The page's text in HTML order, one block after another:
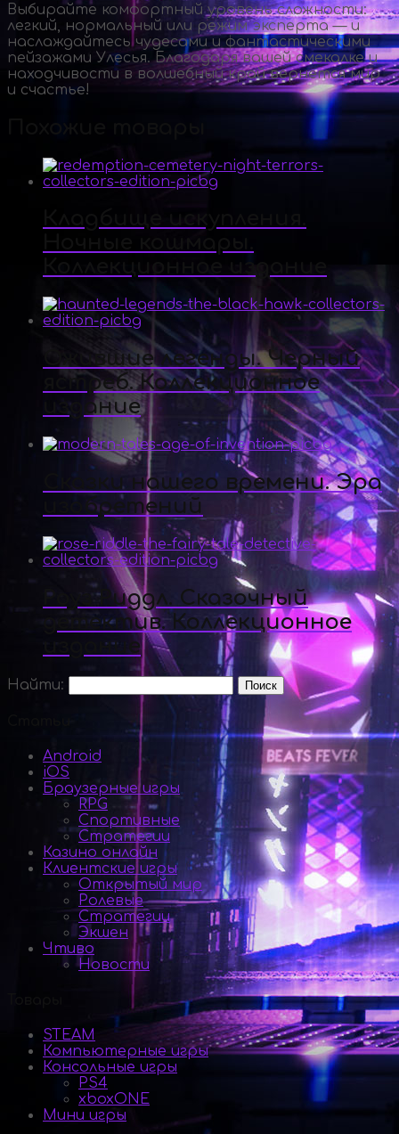
Выбирайте комфортный уровень сложности:
легкий, нормальный или режим эксперта — и
наслаждайтесь чудесами и фантастическими
пейзажами Улесья. Благодаря вашей смекалке и
находчивости в волшебный край вернется мир
и счастье!
Ожившие легенды. Черный
ястреб. Коллекционное
издание
Сказки нашего времени. Эра
изобретений
Роуз Риддл. Сказочный
детектив. Коллекционное
издание
Найти:
Android
iOS
Браузерные игры
RPG
Спортивные
Стратегии
Казино онлайн
Клиентские игры
Открытый мир
Ролевые
Стратегии
Экшен
Чтиво
Новости
STEAM
Компьютерные игры
Консольные игры
PS4
xboxONE
Мини игры